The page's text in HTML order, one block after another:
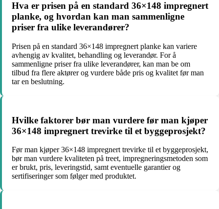
Hva er prisen på en standard 36×148 impregnert
planke, og hvordan kan man sammenligne
priser fra ulike leverandører?
Prisen på en standard 36×148 impregnert planke kan variere
avhengig av kvalitet, behandling og leverandør. For å
sammenligne priser fra ulike leverandører, kan man be om
tilbud fra flere aktører og vurdere både pris og kvalitet før man
tar en beslutning.
Hvilke faktorer bør man vurdere før man kjøper
36×148 impregnert trevirke til et byggeprosjekt?
Før man kjøper 36×148 impregnert trevirke til et byggeprosjekt,
bør man vurdere kvaliteten på treet, impregneringsmetoden som
er brukt, pris, leveringstid, samt eventuelle garantier og
sertifiseringer som følger med produktet.